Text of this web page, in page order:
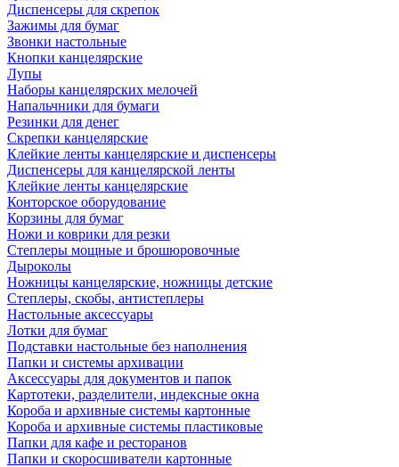
Диспенсеры для скрепок
Зажимы для бумаг
Звонки настольные
Кнопки канцелярские
Лупы
Наборы канцелярских мелочей
Напальчники для бумаги
Резинки для денег
Скрепки канцелярские
Клейкие ленты канцелярские и диспенсеры
Диспенсеры для канцелярской ленты
Клейкие ленты канцелярские
Конторское оборудование
Корзины для бумаг
Ножи и коврики для резки
Степлеры мощные и брошюровочные
Дыроколы
Ножницы канцелярские, ножницы детские
Степлеры, скобы, антистеплеры
Настольные аксессуары
Лотки для бумаг
Подставки настольные без наполнения
Папки и системы архивации
Аксессуары для документов и папок
Картотеки, разделители, индексные окна
Короба и архивные системы картонные
Короба и архивные системы пластиковые
Папки для кафе и ресторанов
Папки и скоросшиватели картонные